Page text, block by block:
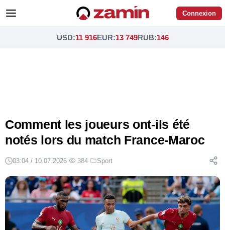
Connexion
USD:11 916EUR:13 749RUB:146
Comment les joueurs ont-ils été
notés lors du match France-Maroc
03:04 / 10.07.2026· 384· Sport